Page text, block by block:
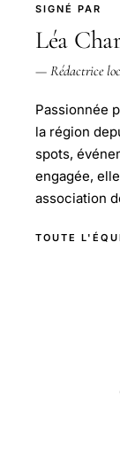
SIGNÉ PAR
Léa
— Rédactrice
Passionnée
la région
spots,
engagée,
association
TOUTE